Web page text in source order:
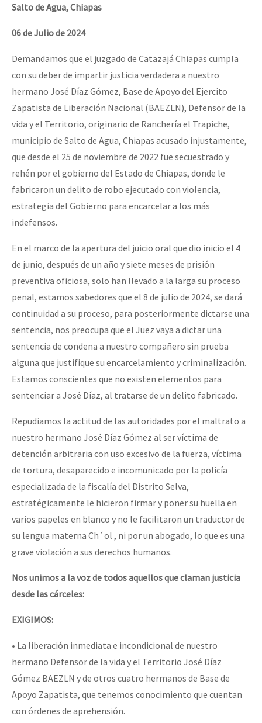
Salto de Agua, Chiapas
06 de Julio de 2024
Demandamos que el juzgado de Catazajá Chiapas cumpla
con su deber de impartir justicia verdadera a nuestro
hermano José Díaz Gómez, Base de Apoyo del Ejercito
Zapatista de Liberación Nacional (BAEZLN), Defensor de la
vida y el Territorio, originario de Ranchería el Trapiche,
municipio de Salto de Agua, Chiapas acusado injustamente,
que desde el 25 de noviembre de 2022 fue secuestrado y
rehén por el gobierno del Estado de Chiapas, donde le
fabricaron un delito de robo ejecutado con violencia,
estrategia del Gobierno para encarcelar a los más
indefensos.
En el marco de la apertura del juicio oral que dio inicio el 4
de junio, después de un año y siete meses de prisión
preventiva oficiosa, solo han llevado a la larga su proceso
penal, estamos sabedores que el 8 de julio de 2024, se dará
continuidad a su proceso, para posteriormente dictarse una
sentencia, nos preocupa que el Juez vaya a dictar una
sentencia de condena a nuestro compañero sin prueba
alguna que justifique su encarcelamiento y criminalización.
Estamos conscientes que no existen elementos para
sentenciar a José Díaz, al tratarse de un delito fabricado.
Repudiamos la actitud de las autoridades por el maltrato a
nuestro hermano José Díaz Gómez al ser víctima de
detención arbitraria con uso excesivo de la fuerza, víctima
de tortura, desaparecido e incomunicado por la policía
especializada de la fiscalía del Distrito Selva,
estratégicamente le hicieron firmar y poner su huella en
varios papeles en blanco y no le facilitaron un traductor de
su lengua materna Ch´ol , ni por un abogado, lo que es una
grave violación a sus derechos humanos.
Nos unimos a la voz de todos aquellos que claman justicia
desde las cárceles:
EXIGIMOS:
• La liberación inmediata e incondicional de nuestro
hermano Defensor de la vida y el Territorio José Díaz
Gómez BAEZLN y de otros cuatro hermanos de Base de
Apoyo Zapatista, que tenemos conocimiento que cuentan
con órdenes de aprehensión.